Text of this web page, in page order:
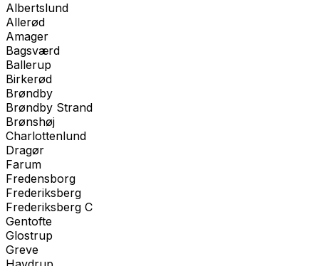
Albertslund
Allerød
Amager
Bagsværd
Ballerup
Birkerød
Brøndby
Brøndby Strand
Brønshøj
Charlottenlund
Dragør
Farum
Fredensborg
Frederiksberg
Frederiksberg C
Gentofte
Glostrup
Greve